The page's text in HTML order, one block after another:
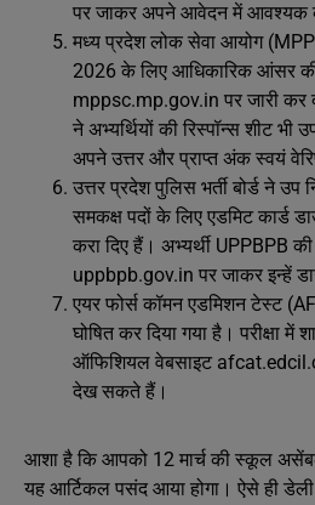
पर जाकर अपने आवेदन में
मध्य प्रदेश लोक सेवा आयोग
2026 के लिए आधिकारिक आंसर
mppsc.mp.gov.in पर जारी कर
ने अभ्यर्थियों की रिस्पॉन्स शीट भी
अपने उत्तर और प्राप्त अंक स्वयं
उत्तर प्रदेश पुलिस भर्ती बोर्ड ने उप
समकक्ष पदों के लिए एडमिट कार्ड
करा दिए हैं। अभ्यर्थी UPPBPB
uppbpb.gov.in पर जाकर इन्हें
एयर फोर्स कॉमन एडमिशन टेस्ट
घोषित कर दिया गया है। परीक्षा में
ऑफिशियल वेबसाइट
देख सकते हैं।
आशा है कि आपको 12 मार्च की स्कूल
यह आर्टिकल पसंद आया होगा। ऐसे ही